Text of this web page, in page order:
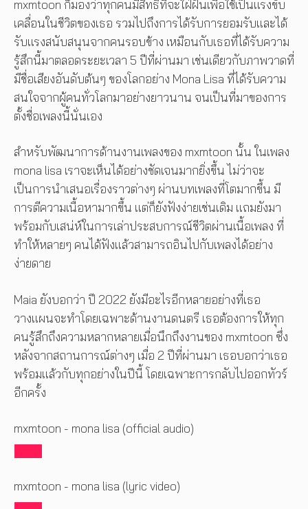
mxmtoon ก็มองว่าทุกคนมีสิทธิ์ที่จะใฝ่ฝันเพื่อใช้เป็นแรงขับ
เคลื่อนในชีวิตของเธอ รวมไปถึงการได้รับการยอมรับและได้
รับแรงสนับสนุนจากคนรอบข้าง เหมือนกับเธอที่ได้รับความ
รู้สึกนี้มาตลอดระยะเวลา 5 ปีที่ผ่านมา เช่นเดียวกับภาพวาดที่
มีชื่อเสียงอันดับต้นๆ ของโลกอย่าง Mona Lisa ที่ได้รับความ
สนใจจากผู้คนทั่วโลกมาอย่างยาวนาน จนเป็นที่มาของการ
ตั้งชื่อเพลงนี้นั่นเอง
สำหรับพัฒนาการด้านงานเพลงของ mxmtoon นั้น ในเพลง
mona lisa เราจะเห็นได้อย่างชัดเจนมากยิ่งขึ้น ไม่ว่าจะ
เป็นการนำเสนอเรื่องราวต่างๆ ผ่านบทเพลงที่โตมากขึ้น มี
การตีความเนื้อหามากขึ้น แต่ก็ยังฟังง่ายเช่นเดิม แถมยังมา
พร้อมกับเสน่ห์ในการเล่าประสบการณ์ชีวิตผ่านเนื้อเพลง ที่
ทำให้หลายๆ คนได้ฟังแล้วสามารถอินไปกับเพลงได้อย่าง
ง่ายดาย
Maia ยังบอกว่า ปี 2022 ยังมีอะไรอีกหลายอย่างที่เธอ
วางแผนจะทำโดยเฉพาะด้านงานดนตรี เธอต้องการให้ทุก
คนรู้สึกถึงความหลากหลายเมื่อนึกถึงงานของ mxmtoon ซึ่ง
หลังจากสถานการณ์ต่างๆ เมื่อ 2 ปีที่ผ่านมา เธอบอกว่าเธอ
พร้อมแล้วกับทุกอย่างในปีนี้ โดยเฉพาะการกลับไปออกทัวร์
อีกครั้ง
mxmtoon - mona lisa (official audio)
mxmtoon - mona lisa (lyric video)